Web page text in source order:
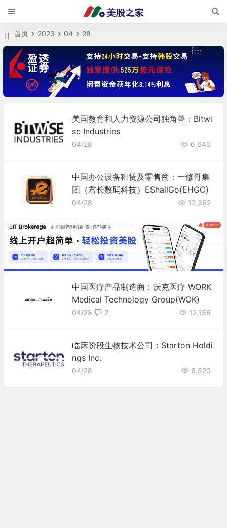
首页 2023 04 28
美国教育和人力资源公司独角兽：Bitwi
se Industries
04/28 6,640
中国办公设备租赁及零售商：一修哥集
团（君长数码科技）EShallGo(EHGO)
04/28 12,362
中国医疗产品制造商：沃克医疗 WORK
Medical Technology Group(WOK)
04/28 12,156
2
临床阶段生物技术公司：Starton Holdi
ngs Inc.
04/28 6,520